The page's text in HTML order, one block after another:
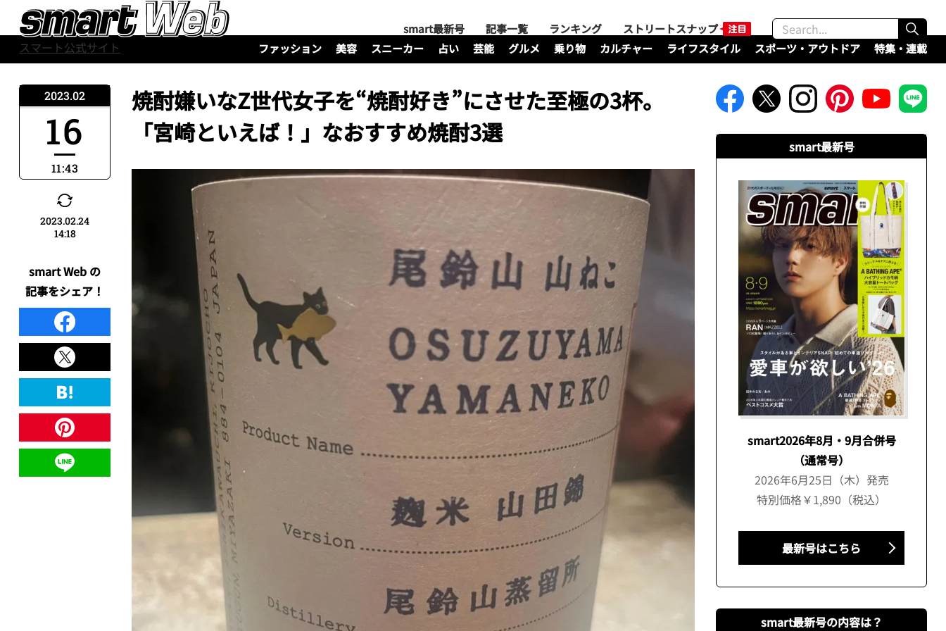
スマート公式サイト
smart最新号 記事一覧 ランキング
ストリートスナップ
ファッション
美容 スニーカー 占い 芸能 グルメ 乗り物 カルチャー ライフスタイル スポーツ・アウトドア 特集・連載
焼酎嫌いなZ世代女子を“焼酎好き”にさせた至極の3杯。
「宮崎といえば！」なおすすめ焼酎3選
2023.02
16
11:43
2023.02.24
14:18
smart Web の
記事をシェア！
smart最新号
smart2026年8月・9月合併号
（通常号）
2026年6月25日（木）発売
特別価格￥1,890（税込）
最新号はこちら
smart最新号の内容は？